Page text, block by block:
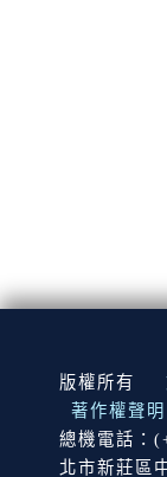
:::
版權所有
著作權聲明
總機電話：
北市新莊區